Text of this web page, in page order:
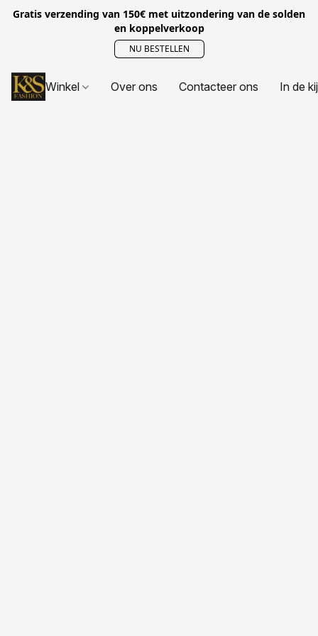
Gratis verzending van 150€ met uitzondering van de solden
en koppelverkoop
NU BESTELLEN
Winkel Over ons Contacteer ons In de